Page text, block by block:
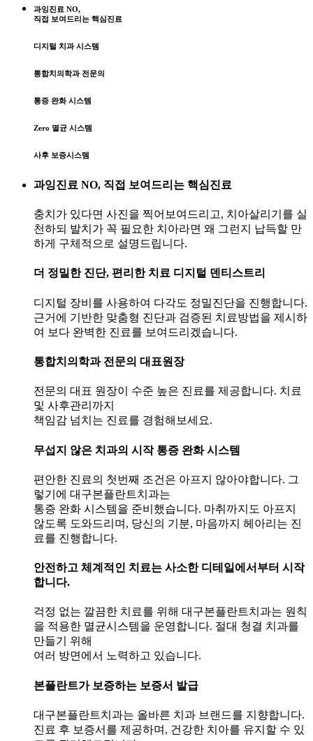
과잉진료 NO,
직접 보여드리는 핵심진료
디지털 치과 시스템
통합치의학과 전문의
통증 완화 시스템
Zero 멸균 시스템
사후 보증시스템
과잉진료 NO, 직접 보여드리는 핵심진료
충치가 있다면 사진을 찍어보여드리고, 치아살리기를 실
천하되 발치가 꼭 필요한 치아라면 왜 그런지 납득할 만
하게 구체적으로 설명드립니다.
더 정밀한 진단, 편리한 치료 디지털 덴티스트리
디지털 장비를 사용하여 다각도 정밀진단을 진행합니다.
근거에 기반한 맞춤형 진단과 검증된 치료방법을 제시하
여 보다 완벽한 진료를 보여드리겠습니다.
통합치의학과 전문의 대표원장
전문의 대표 원장이 수준 높은 진료를 제공합니다. 치료
및 사후관리까지
책임감 넘치는 진료를 경험해보세요.
무섭지 않은 치과의 시작 통증 완화 시스템
편안한 진료의 첫번째 조건은 아프지 않아야합니다. 그
렇기에 대구본플란트치과는
통증 완화 시스템을 준비했습니다. 마취까지도 아프지
않도록 도와드리며, 당신의 기분, 마음까지 헤아리는 진
료를 진행합니다.
안전하고 체계적인 치료는 사소한 디테일에서부터 시작
합니다.
걱정 없는 깔끔한 치료를 위해 대구본플란트치과는 원칙
을 적용한 멸균시스템을 운영합니다. 절대 청결 치과를
만들기 위해
여러 방면에서 노력하고 있습니다.
본플란트가 보증하는 보증서 발급
대구본플란트치과는 올바른 치과 브랜드를 지향합니다.
진료 후 보증서를 제공하며, 건강한 치아를 유지할 수 있